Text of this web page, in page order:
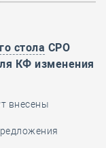
стола СРО
КФ изменения
внесены